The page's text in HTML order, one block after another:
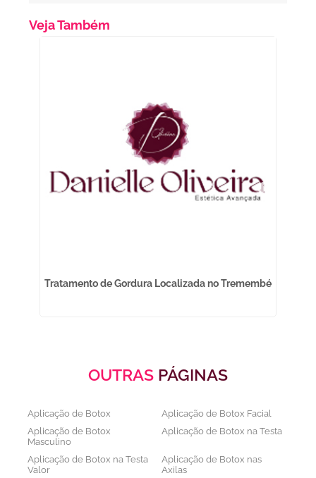
Veja Também
Tratamento de Gordura Localizada no Tremembé
OUTRAS PÁGINAS
Aplicação de Botox
Aplicação de Botox Facial
Aplicação de Botox
Masculino
Aplicação de Botox na Testa
Aplicação de Botox na Testa
Valor
Aplicação de Botox nas
Axilas